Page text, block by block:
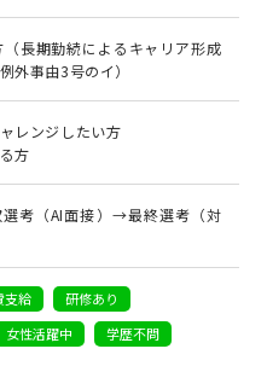
（長期勤続によるキャリア形成
外事由3号のイ）
レンジしたい方
方
考（AI面接）→最終選考（対
支給
研修あり
女性活躍中 学歴不問